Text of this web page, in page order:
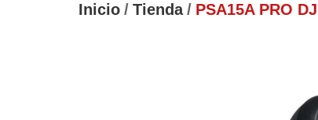
Inicio / Tienda / PSA15A PRO DJ